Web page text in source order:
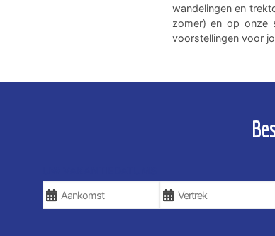
wandelingen en
zomer) en op onze
voorstellingen voor